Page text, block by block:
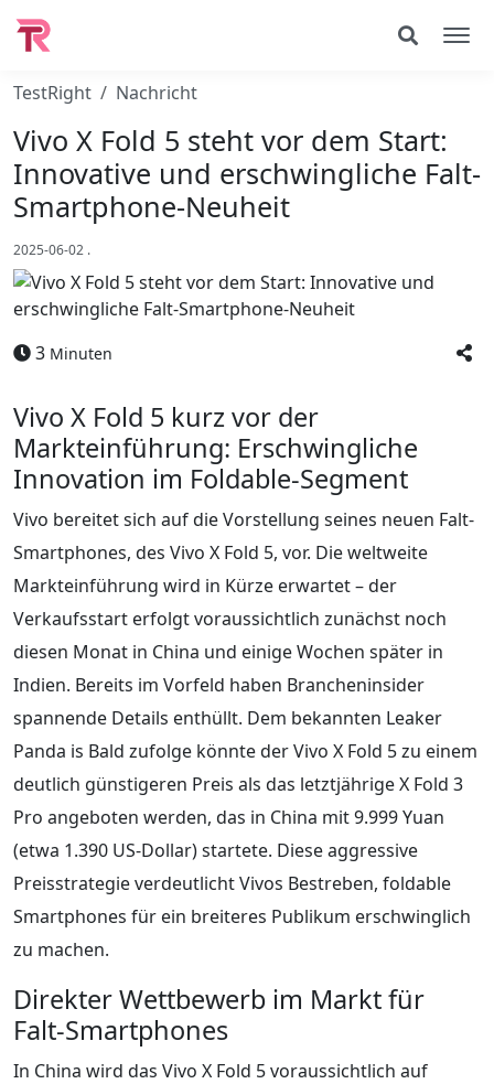
TestRight Nachricht
Vivo X Fold 5 steht vor dem Start:
Innovative und erschwingliche Falt-
Smartphone-Neuheit
2025-06-02 .
3 Minuten
Vivo X Fold 5 kurz vor der
Markteinführung: Erschwingliche
Innovation im Foldable-Segment
Vivo bereitet sich auf die Vorstellung seines neuen Falt-
Smartphones, des Vivo X Fold 5, vor. Die weltweite
Markteinführung wird in Kürze erwartet – der
Verkaufsstart erfolgt voraussichtlich zunächst noch
diesen Monat in China und einige Wochen später in
Indien. Bereits im Vorfeld haben Brancheninsider
spannende Details enthüllt. Dem bekannten Leaker
Panda is Bald zufolge könnte der Vivo X Fold 5 zu einem
deutlich günstigeren Preis als das letztjährige X Fold 3
Pro angeboten werden, das in China mit 9.999 Yuan
(etwa 1.390 US-Dollar) startete. Diese aggressive
Preisstrategie verdeutlicht Vivos Bestreben, foldable
Smartphones für ein breiteres Publikum erschwinglich
zu machen.
Direkter Wettbewerb im Markt für
Falt-Smartphones
In China wird das Vivo X Fold 5 voraussichtlich auf